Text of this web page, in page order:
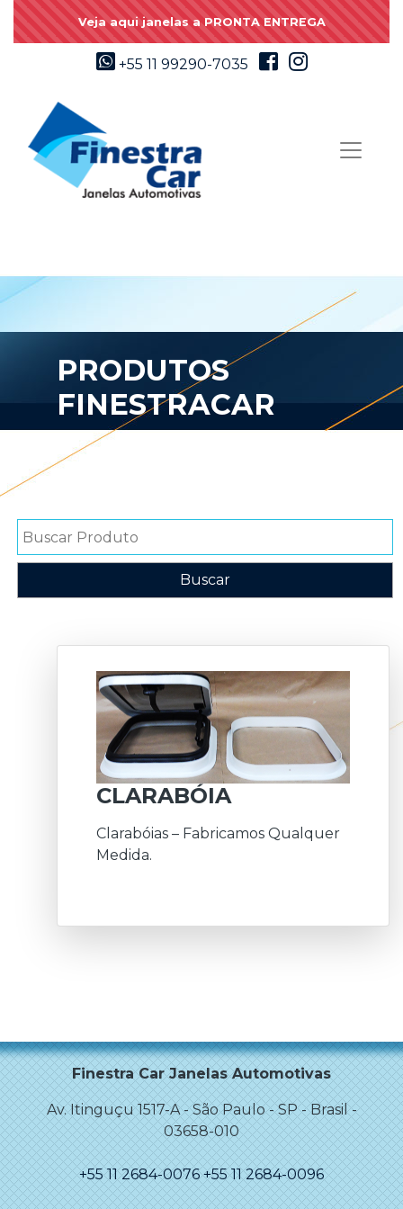
Veja aqui janelas a PRONTA ENTREGA
+55 11 99290-7035
PRODUTOS
FINESTRACAR
CLARABÓIA
Clarabóias – Fabricamos Qualquer
Medida.
Finestra Car Janelas Automotivas
Av. Itinguçu 1517-A-São Paulo-SP - Brasil-
03658-010
+55 11 2684-0076 +55 11 2684-0096